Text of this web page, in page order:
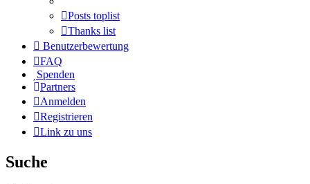
Posts toplist
Thanks list
Benutzerbewertung
FAQ
Spenden
Partners
Anmelden
Registrieren
Link zu uns
Suche